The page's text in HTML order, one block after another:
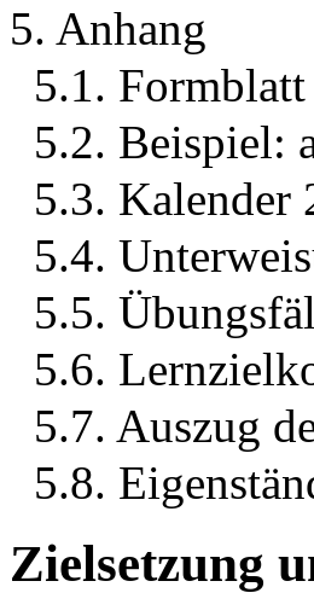
5. Anhang
5.1.
5.2. Beispiel:
5.3. Kalender
5.4.
5.5.
5.6.
5.7. Auszug
5.8.
Zielsetzung